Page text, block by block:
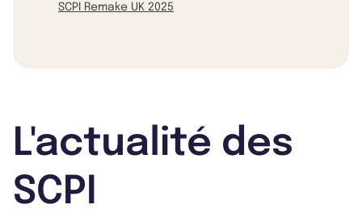
SCPI Remake UK 2025
L'actualité des
SCPI